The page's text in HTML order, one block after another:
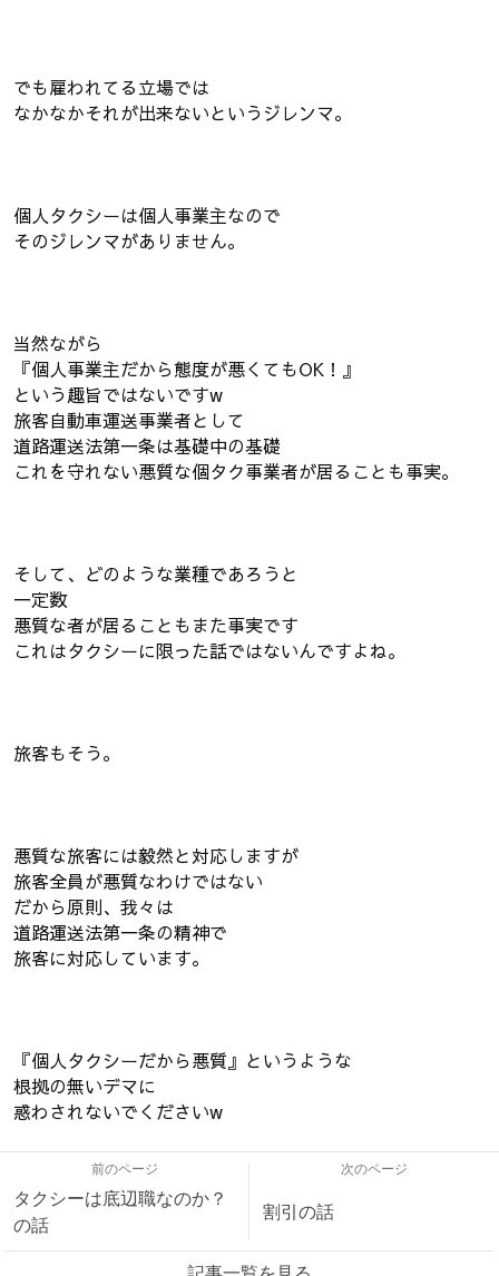
でも雇われてる立場では
なかなかそれが出来ないというジレンマ。
個人タクシーは個人事業主なので
そのジレンマがありません。
当然ながら
『個人事業主だから態度が悪くてもOK！』
という趣旨ではないですw
旅客自動車運送事業者として
道路運送法第一条は基礎中の基礎
これを守れない悪質な個タク事業者が居ることも事実。
そして、どのような業種であろうと
一定数
悪質な者が居ることもまた事実です
これはタクシーに限った話ではないんですよね。
旅客もそう。
悪質な旅客には毅然と対応しますが
旅客全員が悪質なわけではない
だから原則、我々は
道路運送法第一条の精神で
旅客に対応しています。
『個人タクシーだから悪質』というような
根拠の無いデマに
惑わされないでくださいw
前のページ
タクシーは底辺職なのか？
の話
次のページ
割引の話